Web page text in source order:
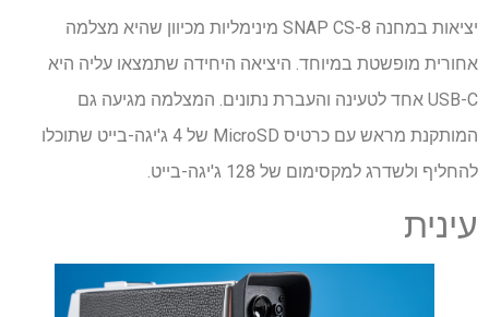
יציאות במחנה SNAP CS-8 מינימליות מכיוון שהיא מצלמה
אחורית מופשטת במיוחד. היציאה היחידה שתמצאו עליה היא
USB-C אחד לטעינה והעברת נתונים. המצלמה מגיעה גם
המותקנת מראש עם כרטיס MicroSD של 4 ג'יגה-בייט שתוכלו
להחליף ולשדרג למקסימום של 128 ג'יגה-בייט.
עינית